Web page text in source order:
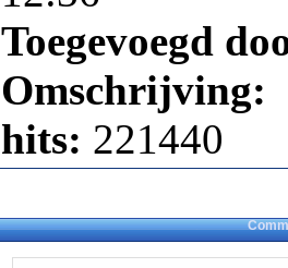
Toegevoegd
Omschrijving:
hits: 221440